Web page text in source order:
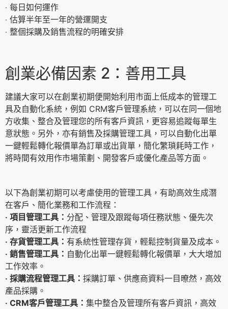
‧ 每日如何運作
‧ 估算半年至一年的營運開支
‧ 整個採購及銷售流程的明確安排
創業必備因素 2：善用工具
建議大家可以在創業初期便開始利用市面上低成本的管理工
具及自動化系統，例如 CRM客戶管理系統，可以在同一個地
方收集、整合及管理您的所有客戶資訊，更容易追蹤每單生
意狀態。另外，亦有銷售及採購管理工具，可以自動化出單
一鍵輕鬆轉化報價單為訂單或出貨單，簡化繁瑣耗時工作，
將時間有效用作市場策劃、開發客戶或優化產品等方面。
以下為創業初期可以考慮使用的管理工具，有助高效生成潛
在客戶、簡化業務和工作流程：
‧ 項目管理工具： 分配、管理及跟蹤每項任務狀態、優先次
序，靈活更新工作流程
‧ 存貨管理工具： 有系統性管理存貨，輕鬆控制貨量及成本。
‧ 銷售管理工具： 自動化出單一鍵輕鬆轉化報價單，大大增加
工作效率。
‧ 採購流程管理工具： 採購訂單、供應商資料一目暸然，高效
產品採購。
‧ CRM客戶管理工具： 集中整合及管理所有客戶資訊，高效